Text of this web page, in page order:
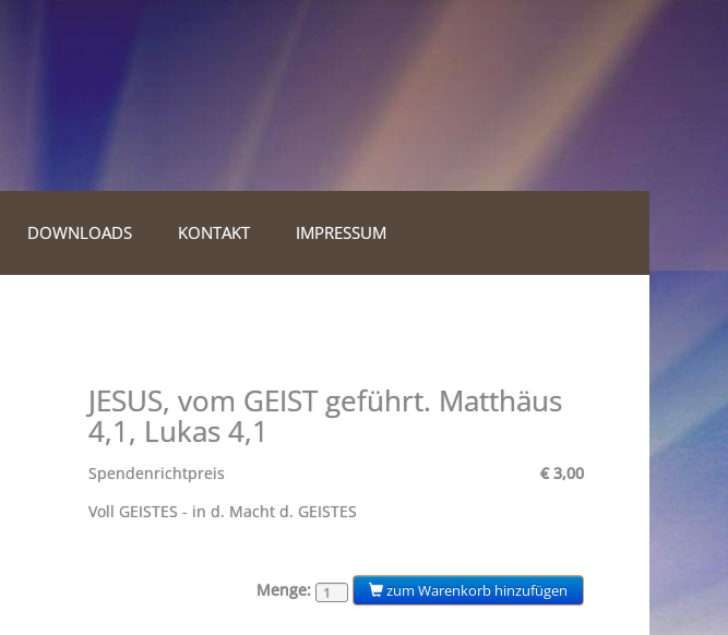
DOWNLOADS KONTAKT IMPRESSUM
JESUS, vom GEIST geführt. Matthäus
4,1, Lukas 4,1
Spendenrichtpreis
€ 3,00
Voll GEISTES - in d. Macht d. GEISTES
Menge: zum Warenkorb hinzufügen